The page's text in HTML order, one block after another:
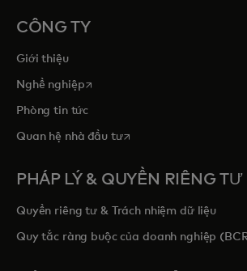
CÔNG TY
Giới thiệu
Nghề nghiệpopens in a new tab
Phòng tin tức
Quan hệ nhà đầu tưopens in a new tab
PHÁP LÝ & QUYỀN RIÊNG TƯ
Quyền riêng tư & Trách nhiệm dữ liệu
Quy tắc ràng buộc của doanh nghiệp